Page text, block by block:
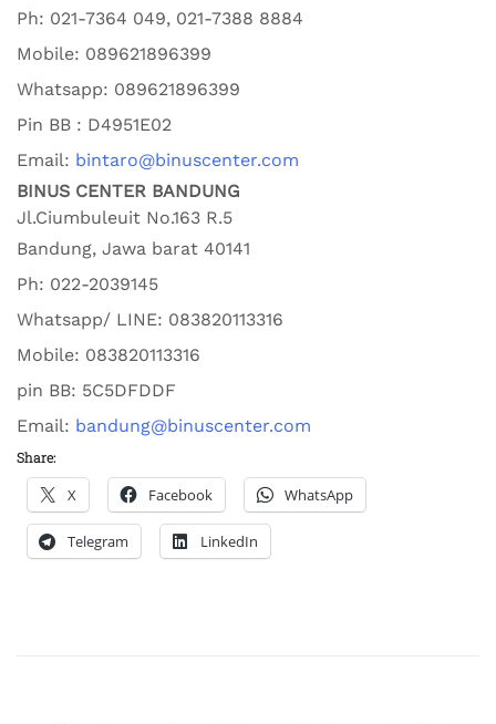
Ph: 021-7364 049, 021-7388 8884
Mobile: 089621896399
Whatsapp: 089621896399
Pin BB : D4951E02
Email: bintaro@binuscenter.com
BINUS CENTER BANDUNG
Jl.Ciumbuleuit No.163 R.5
Bandung, Jawa barat 40141
Ph: 022-2039145
Whatsapp/ LINE: 083820113316
Mobile: 083820113316
pin BB: 5C5DFDDF
Email: bandung@binuscenter.com
Share:
X Facebook WhatsApp
Telegram LinkedIn